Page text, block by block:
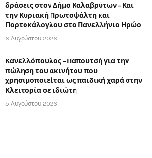
δράσεις στον Δήμο Καλαβρύτων – Και
την Κυριακή Πρωτοψάλτη και
Πορτοκάλογλου στο Πανελλήνιο Ηρώο
6 Αυγούστου 2026
Κανελλόπουλος – Παπουτσή για την
πώληση του ακινήτου που
χρησιμοποιείται ως παιδική χαρά στην
Κλειτορία σε ιδιώτη
5 Αυγούστου 2026